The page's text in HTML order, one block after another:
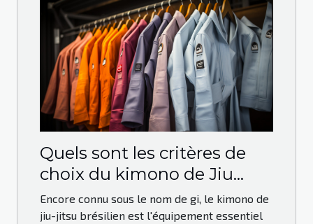
Quels sont les critères de
choix du kimono de Jiu
Jitsu Brésilien ?
Encore connu sous le nom de gi, le kimono de
jiu-jitsu brésilien est l'équipement essentiel